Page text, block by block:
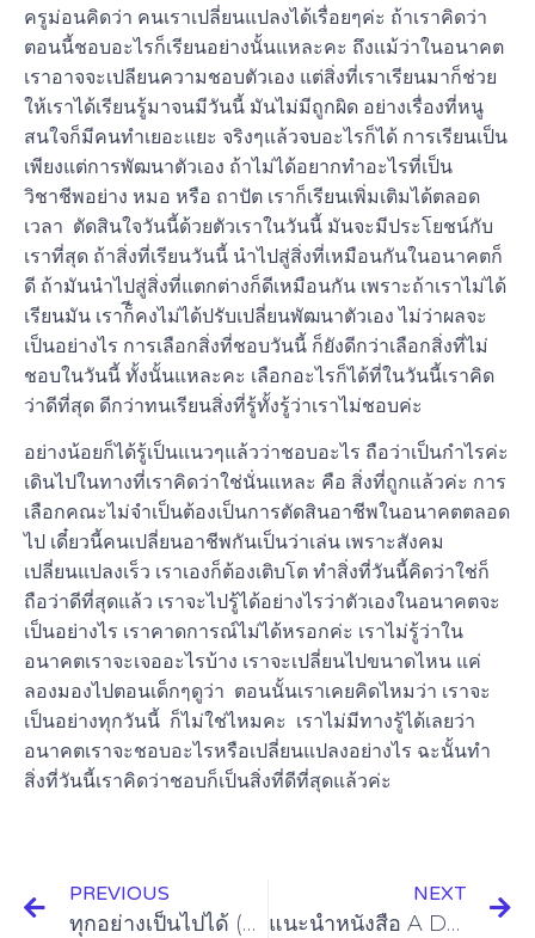
ครูม่อนคิดว่า คนเราเปลี่ยนแปลงได้เรื่อยๆค่ะ ถ้าเราคิดว่า
ตอนนี้ชอบอะไรก็เรียนอย่างนั้นแหละคะ ถึงแม้ว่าในอนาคต
เราอาจจะเปลียนความชอบตัวเอง แต่สิ่งที่เราเรียนมาก็ช่วย
ให้เราได้เรียนรู้มาจนมีวันนี้ มันไม่มีถูกผิด อย่างเรื่องที่หนู
สนใจก็มีคนทำเยอะแยะ จริงๆแล้วจบอะไรก็ได้ การเรียนเป็น
เพียงแต่การพัฒนาตัวเอง ถ้าไม่ได้อยากทำอะไรที่เป็น
วิชาชีพอย่าง หมอ หรือ ถาปัต เราก็เรียนเพิ่มเติมได้ตลอด
เวลา ตัดสินใจวันนี้ด้วยตัวเราในวันนี้ มันจะมีประโยชน์กับ
เราที่สุด ถ้าสิ่งที่เรียนวันนี้ นำไปสู่สิ่งที่เหมือนกันในอนาคตก็
ดี ถ้ามันนำไปสู่สิ่งที่แตกต่างก็ดีเหมือนกัน เพราะถ้าเราไม่ได้
เรียนมัน เราก็ีคงไม่ได้ปรับเปลี่ยนพัฒนาตัวเอง ไม่ว่าผลจะ
เป็นอย่างไร การเลือกสิ่งที่ชอบวันนี้ ก็ยังดีกว่าเลือกสิ่งที่ไม่
ชอบในวันนี้ ทั้งนั้นแหละคะ เลือกอะไรก็ได้ที่ในวันนี้เราคิด
ว่าดีที่สุด ดีกว่าทนเรียนสิ่งที่รู้ทั้งรู้ว่าเราไม่ชอบค่ะ
อย่างน้อยก็ได้รู้เป็นแนวๆแล้วว่าชอบอะไร ถือว่าเป็นกำไรค่ะ
เดินไปในทางที่เราคิดว่าใช่นั่นแหละ คือ สิ่งที่ถูกแล้วค่ะ การ
เลือกคณะไม่จำเป็นต้องเป็นการตัดสินอาชีพในอนาคตตลอด
ไป เดี๋ยวนี้คนเปลี่ยนอาชีพกันเป็นว่าเล่น เพราะสังคม
เปลี่ยนแปลงเร็ว เราเองก็ต้องเติบโต ทำสิ่งที่วันนี้คิดว่าใช่ก็
ถือว่าดีที่สุดแล้ว เราจะไปรู้ได้อย่างไรว่าตัวเองในอนาคตจะ
เป็นอย่างไร เราคาดการณ์ไม่ได้หรอกค่ะ เราไม่รู้ว่าใน
อนาคตเราจะเจออะไรบ้าง เราจะเปลี่ยนไปขนาดไหน แค่
ลองมองไปตอนเด็กๆดูว่า ตอนนั้นเราเคยคิดไหมว่า เราจะ
เป็นอย่างทุกวันนี้ ก็ไม่ใช่ไหมคะ เราไม่มีทางรู้ได้เลยว่า
อนาคตเราจะชอบอะไรหรือเปลี่ยนแปลงอย่างไร ฉะนั้นทำ
สิ่งที่วันนี้เราคิดว่าชอบก็เป็นสิ่งที่ดีที่สุดแล้วค่ะ
PREVIOUS
ทุกอย่างเป็นไปได้ (แต่ยากง่ายไม่เท่ากัน) (part 2)
NEXT
แนะนำหนังสือ A Dog’s Purpose by W. Bruce Cameron